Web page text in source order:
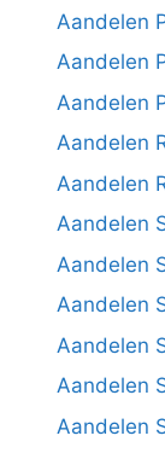
Aandelen
Aandelen
Aandelen
Aandelen
Aandelen
Aandelen
Aandelen
Aandelen
Aandelen
Aandelen
Aandelen